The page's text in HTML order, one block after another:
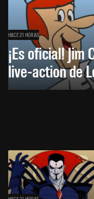
HACE 21 HORAS
¡Es oficial! Jim
live-action de